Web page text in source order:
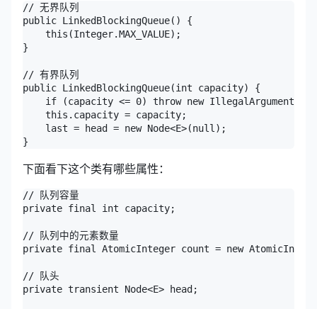
// 无界队列
public LinkedBlockingQueue() {
    this(Integer.MAX_VALUE);
}
// 有界队列
public LinkedBlockingQueue(int capacity) {
if (capacity <= 0) throw new
    this.capacity = capacity;
    last = head = new Node<E>(null);
}
下面看下这个类有哪些属性：
// 队列容量
private final int capacity;
// 队列中的元素数量
private final AtomicInteger count = new
// 队头
private transient Node<E> head;